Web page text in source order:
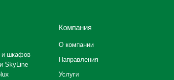
и шкафов
SkyLine
Компания
О компании
Направления
Услуги